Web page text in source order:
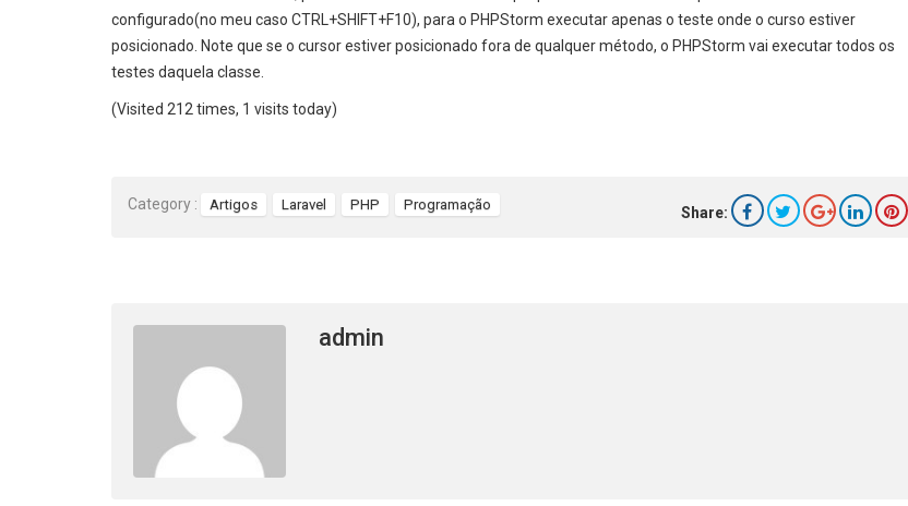
configurado(no meu caso CTRL+SHIFT+F10), para o PHPStorm executar apenas o teste onde o curso estiver
posicionado. Note que se o cursor estiver posicionado fora de qualquer método, o PHPStorm vai executar todos os
testes daquela classe.
(Visited 212 times, 1 visits today)
Category : Artigos Laravel PHP Programação Share:
admin